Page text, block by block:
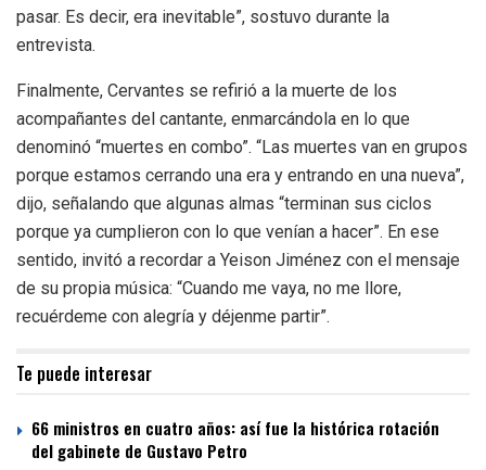
pasar. Es decir, era inevitable”, sostuvo durante la
entrevista.
Finalmente, Cervantes se refirió a la muerte de los
acompañantes del cantante, enmarcándola en lo que
denominó “muertes en combo”. “Las muertes van en grupos
porque estamos cerrando una era y entrando en una nueva”,
dijo, señalando que algunas almas “terminan sus ciclos
porque ya cumplieron con lo que venían a hacer”. En ese
sentido, invitó a recordar a Yeison Jiménez con el mensaje
de su propia música: “Cuando me vaya, no me llore,
recuérdeme con alegría y déjenme partir”.
Te puede interesar
66 ministros en cuatro años: así fue la histórica rotación
del gabinete de Gustavo Petro